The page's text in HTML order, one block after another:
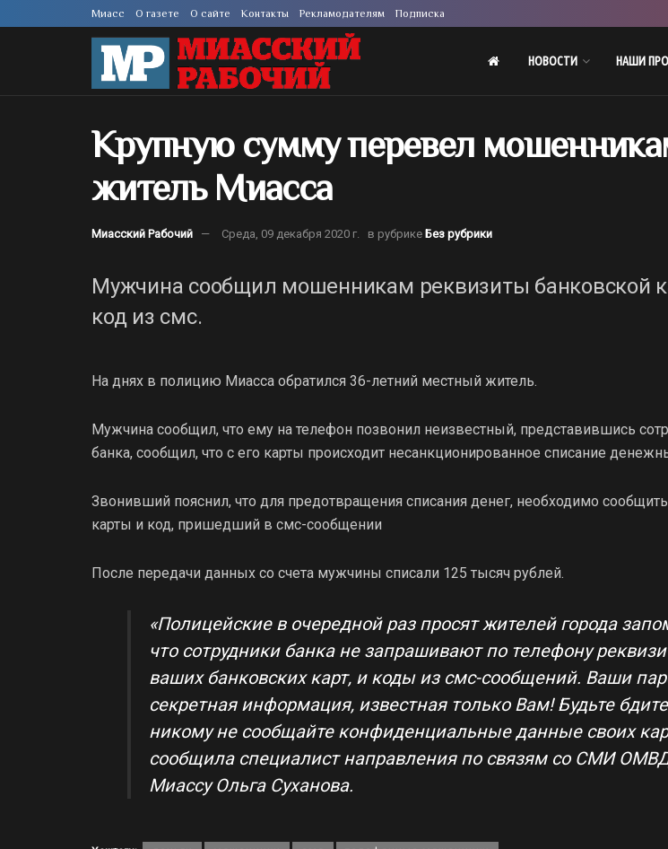
Миасс О газете О сайте Контакты Рекламодателям Подписка
НОВОСТИ НАШИ
Крупную сумму перевел
житель Миасса
Миасский Рабочий Среда, 09 декабря 2020 г. в рубрике Без рубрики
Мужчина сообщил мошенникам реквизиты банковской
код из смс.
На днях в полицию Миасса обратился 36-летний местный житель.
Мужчина сообщил, что ему на телефон позвонил неизвестный, представившись
банка, сообщил, что с его карты происходит несанкционированное списание
Звонивший пояснил, что для предотвращения списания денег, необходимо
карты и код, пришедший в смс-сообщении
После передачи данных со счета мужчины списали 125 тысяч рублей.
«Полицейские в очередной раз просят жителей города
что сотрудники банка не запрашивают по телефону
ваших банковских карт, и коды из смс-сообщений. Ваши
секретная информация, известная только Вам! Будьте
никому не сообщайте конфиденциальные данные своих
сообщила специалист направления по связям со СМИ
Миассу Ольга Суханова.